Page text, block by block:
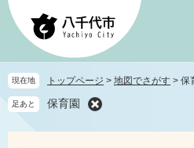
ペ
先
頭
メ
を
飛
現在地 トップページ > 地図でさがす > 保
足あと 保育園